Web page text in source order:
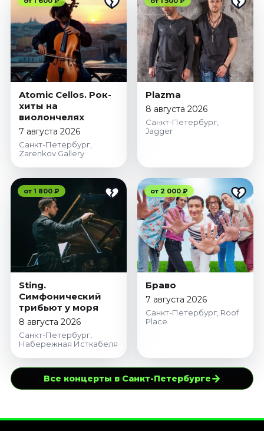
Atomic Cellos. Рок-
хиты на
виолончелях
7 августа 2026
Санкт-Петербург,
Zarenkov Gallery
Plazma
8 августа 2026
Санкт-Петербург,
Jagger
от 1 800 ₽
Sting.
Симфонический
трибьют у моря
8 августа 2026
Санкт-Петербург,
Набережная Исткабеля
от 2 000 ₽
Браво
7 августа 2026
Санкт-Петербург, Roof
Place
Все концерты в Санкт-Петербурге→